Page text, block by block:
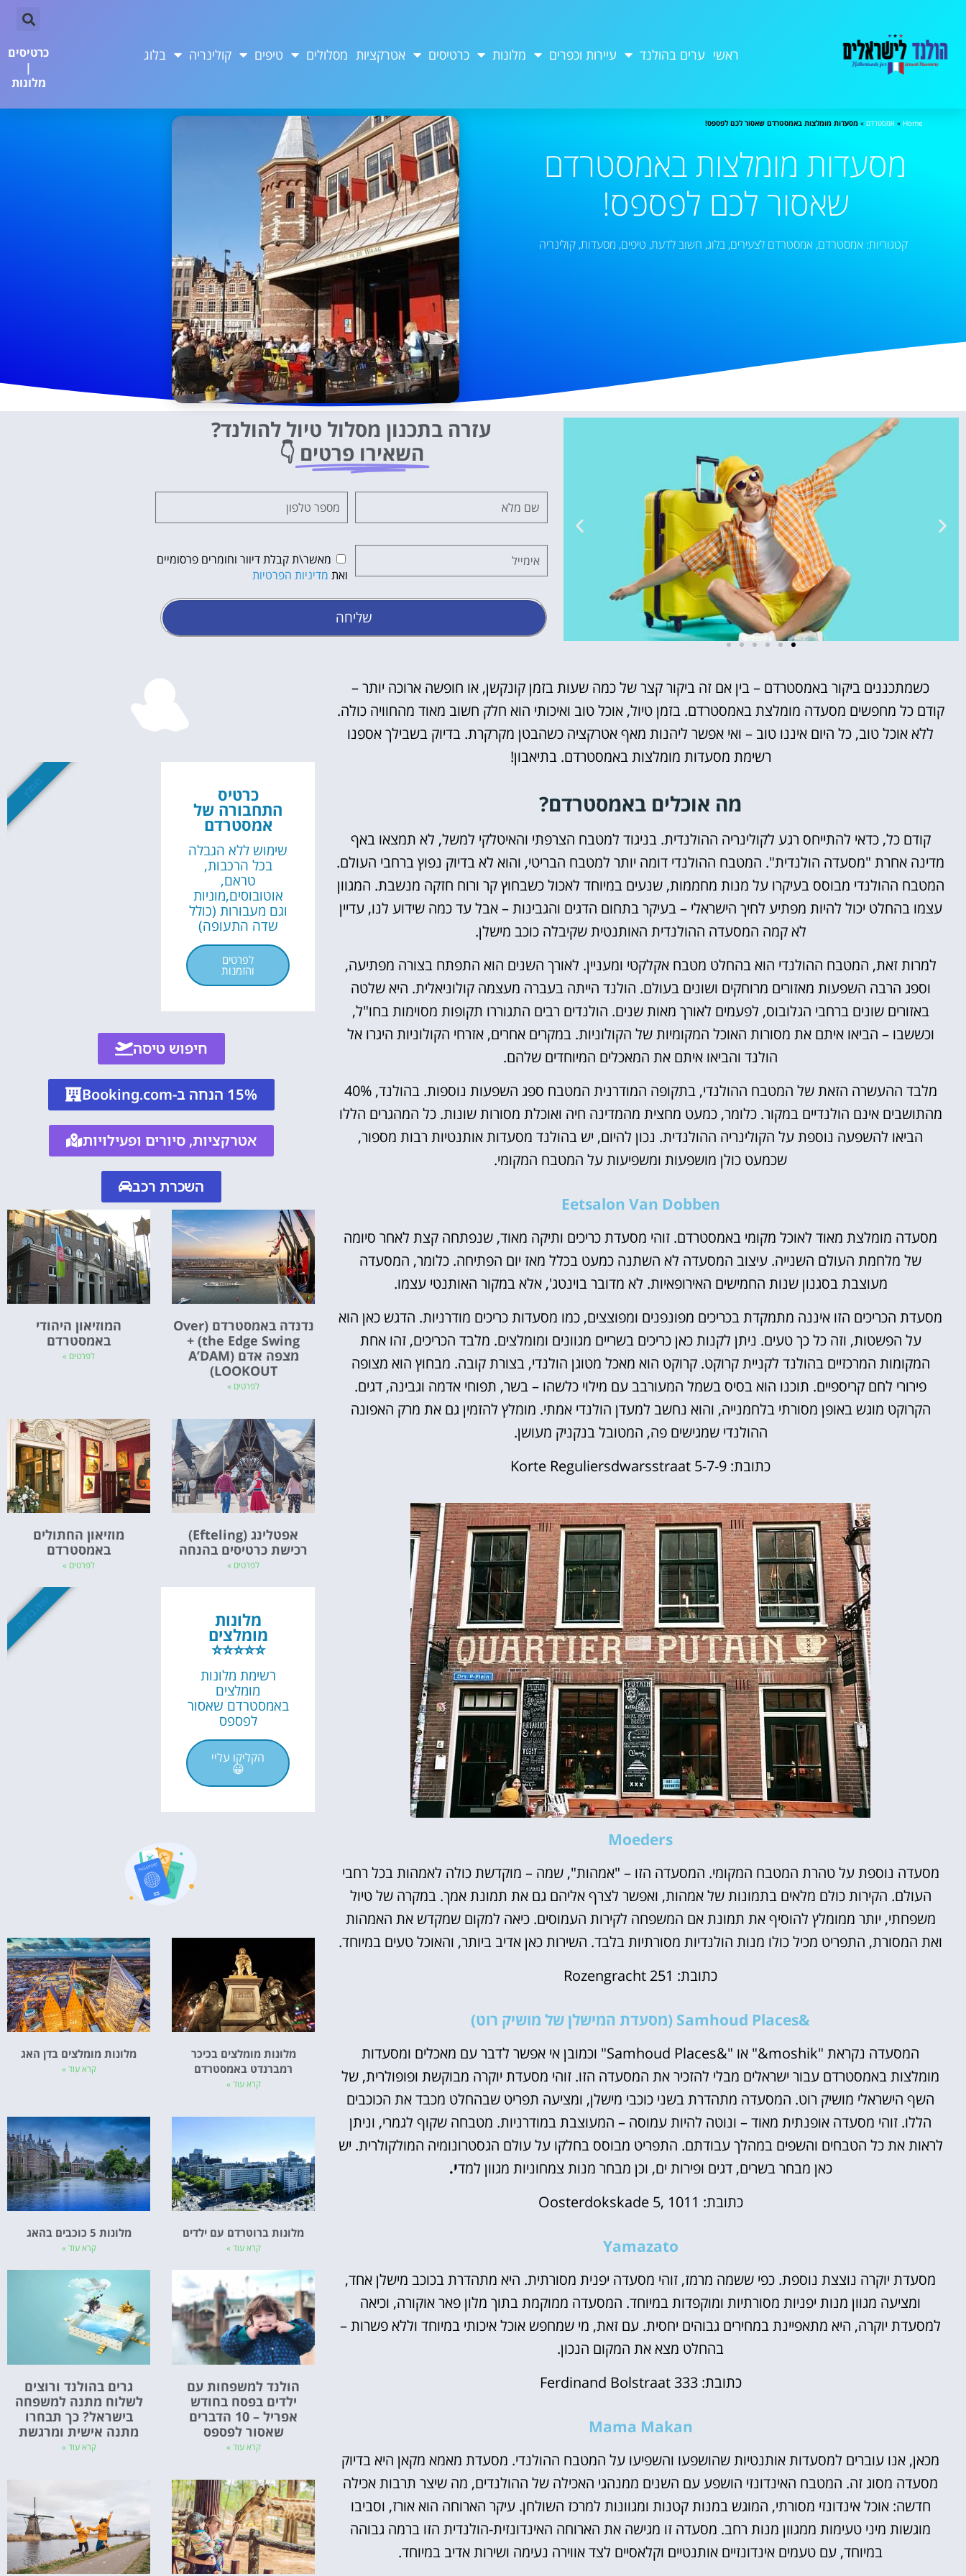
ראשי ערים בהולנד עיירות וכפרים מלונות כרטיסים אטרקציות מסלולים טיפים קולינריה בלוג
כרטיסים
|
מלונות
Home
» אמסטרדם » מסעדות מומלצות באמסטרדם שאסור לכם לפספס!
מסעדות מומלצות באמסטרדם
שאסור לכם לפספס!
קטגוריות: אמסטרדם, אמסטרדם לצעירים, בלוג, חשוב לדעת, טיפים, מסעדות, קולינריה
מלונות
מציאת מלון
מומלץ?
אטרקציות
וסיורים
הפעילויות השוות ביותר
לחצו פה!
עזרה בתכנון מסלול טיול להולנד?
השאירו פרטים 👇
מאשר\ת קבלת דיוור וחומרים פרסומיים
ואת מדיניות הפרטיות
שליחה
כשמתכננים ביקור באמסטרדם – בין אם זה ביקור קצר של כמה שעות בזמן קונקשן, או חופשה ארוכה יותר –
קודם כל מחפשים מסעדה מומלצת באמסטרדם. בזמן טיול, אוכל טוב ואיכותי הוא חלק חשוב מאוד מהחוויה כולה.
ללא אוכל טוב, כל היום איננו טוב – ואי אפשר ליהנות מאף אטרקציה כשהבטן מקרקרת. בדיוק בשבילך אספנו
רשימת מסעדות מומלצות באמסטרדם. בתיאבון!
מה אוכלים באמסטרדם?
קודם כל, כדאי להתייחס רגע לקולינריה ההולנדית. בניגוד למטבח הצרפתי והאיטלקי למשל, לא תמצאו באף
מדינה אחרת "מסעדה הולנדית". המטבח ההולנדי דומה יותר למטבח הבריטי, והוא לא בדיוק נפוץ ברחבי העולם.
המטבח ההולנדי מבוסס בעיקרו על מנות מחממות, שנעים במיוחד לאכול כשבחוץ קר ורוח חזקה מנשבת. המגוון
עצמו בהחלט יכול להיות מפתיע לחיך הישראלי – בעיקר בתחום הדגים והגבינות – אבל עד כמה שידוע לנו, עדיין
לא קמה המסעדה ההולנדית האותנטית שקיבלה כוכב מישלן.
למרות זאת, המטבח ההולנדי הוא בהחלט מטבח אקלקטי ומעניין. לאורך השנים הוא התפתח בצורה מפתיעה,
וספג הרבה השפעות מאזורים מרוחקים ושונים בעולם. הולנד הייתה בעברה מעצמה קולוניאלית. היא שלטה
באזורים שונים ברחבי הגלובוס, לפעמים לאורך מאות שנים. הולנדים רבים התגוררו תקופות מסוימות בחו"ל,
וכששבו – הביאו איתם את מסורות האוכל המקומיות של הקולוניות. במקרים אחרים, אזרחי הקולוניות היגרו אל
הולנד והביאו איתם את המאכלים המיוחדים שלהם.
מלבד ההעשרה הזאת של המטבח ההולנדי, בתקופה המודרנית המטבח ספג השפעות נוספות. בהולנד, 40%
מהתושבים אינם הולנדיים במקור. כלומר, כמעט מחצית מהמדינה חיה ואוכלת מסורות שונות. כל המהגרים הללו
הביאו להשפעה נוספת על הקולינריה ההולנדית. נכון להיום, יש בהולנד מסעדות אותנטיות רבות מספור,
שכמעט כולן מושפעות ומשפיעות על המטבח המקומי.
Eetsalon Van Dobben
מסעדה מומלצת מאוד לאוכל מקומי באמסטרדם. זוהי מסעדת כריכים ותיקה מאוד, שנפתחה קצת לאחר סיומה
של מלחמת העולם השנייה. עיצוב המסעדה לא השתנה כמעט בכלל מאז יום הפתיחה. כלומר, המסעדה
מעוצבת בסגנון שנות החמישים האירופאיות. לא מדובר בוינטג', אלא במקור האותנטי עצמו.
מסעדת הכריכים הזו איננה מתמקדת בכריכים מפונפנים ומפוצצים, כמו מסעדות כריכים מודרניות. הדגש כאן הוא
על הפשטות, וזה כל כך טעים. ניתן לקנות כאן כריכים בשריים מגוונים ומומלצים. מלבד הכריכים, זהו אחת
המקומות המרכזיים בהולנד לקניית קרוקט. קרוקט הוא מאכל מטוגן הולנדי, בצורת קובה. מבחוץ הוא מצופה
פירורי לחם קריספיים. תוכנו הוא בסיס בשמל המעורבב עם מילוי כלשהו – בשר, תפוחי אדמה וגבינה, דגים.
הקרוקט מוגש באופן מסורתי בלחמנייה, והוא נחשב למעדן הולנדי אמתי. מומלץ להזמין גם את מרק האפונה
ההולנדי שמגישים פה, המטובל בנקניק מעושן.
כתובת: Korte Reguliersdwarsstraat 5-7-9
Moeders
מסעדה נוספת על טהרת המטבח המקומי. המסעדה הזו – "אמהות", שמה – מוקדשת כולה לאמהות בכל רחבי
העולם. הקירות כולם מלאים בתמונות של אמהות, ואפשר לצרף אליהם גם את תמונת אמך. במקרה של טיול
משפחתי, יותר ממומלץ להוסיף את תמונת אם המשפחה לקירות העמוסים. כיאה למקום שמקדש את האמהות
ואת המסורת, התפריט מכיל כולו מנות הולנדיות מסורתיות בלבד. השירות כאן אדיב ביותר, והאוכל טעים במיוחד.
כתובת: Rozengracht 251
&Samhoud Places (מסעדת המישלן של מושיק רוט)
המסעדה נקראת "moshik&" או "&Samhoud Places" וכמובן
אי אפשר לדבר עם מאכלים ומסעדות
מומלצות באמסטרדם עבור ישראלים מבלי להזכיר את המסעדה הזו. זוהי מסעדת יוקרה מבוקשת ופופולרית, של
השף הישראלי מושיק רוט. המסעדה מתהדרת בשני כוכבי מישלן, ומציעה תפריט שבהחלט מכבד את הכוכבים
הללו. זוהי מסעדה אופנתית מאוד – ונוטה להיות עמוסה – המעוצבת במודרניות. מטבחה שקוף לגמרי, וניתן
לראות את כל הטבחים והשפים במהלך עבודתם. התפריט מבוסס בחלקו על עולם הגסטרונומיה המולקולרית. יש
כאן מבחר בשרים, דגים ופירות ים, וכן מבחר מנות צמחוניות מגוון למדי.
כתובת:
Oosterdokskade 5, 1011
Yamazato
מסעדת יוקרה נוצצת נוספת. כפי ששמה מרמז, זוהי מסעדה יפנית מסורתית. היא מתהדרת בכוכב מישלן אחד,
ומציעה מגוון מנות יפניות מסורתיות ומוקפדות במיוחד. המסעדה ממוקמת בתוך מלון פאר אוקורה, וכיאה
למסעדת יוקרה, היא מתאפיינת במחירים גבוהים יחסית. עם זאת, מי שמחפש אוכל איכותי במיוחד וללא פשרות –
בהחלט מצא את המקום הנכון.
כתובת:Ferdinand Bolstraat 333
Mama Makan
מכאן, אנו עוברים למסעדות אותנטיות שהושפעו והשפיעו על המטבח ההולנדי. מסעדת מאמא מקאן היא בדיוק
מסעדה מסוג זה. המטבח האינדונזי הושפע עם השנים ממנהגי האכילה של ההולנדים, מה שיצר תרבות אכילה
חדשה: אוכל אינדונזי מסורתי, המוגש במנות קטנות ומגוונות למרכז השולחן. עיקר הארוחה הוא אורז, וסביבו
מוגשות מיני טעימות ממגוון מנות רחב. מסעדה זו מגישה את הארוחה האינדונזית-הולנדית הזו ברמה גבוהה
במיוחד, עם טעמים אינדונזיים אותנטיים וקלאסיים לצד אווירה נעימה ושירות אדיב במיוחד.
כרטיס
התחבורה של
אמסטרדם
שימוש ללא הגבלה
בכל הרכבות,
טראם,
אוטובוסים,מוניות
וגם מעבורות (כולל
שדה התעופה)
לפרטים
והזמנות
מומלץ
חיפוש טיסה
15% הנחה ב-Booking.com
אטרקציות, סיורים ופעילויות
השכרת רכב
נדנדה באמסטרדם (Over
the Edge Swing) +
מצפה אדם (A’DAM
LOOKOUT)
לפרטים »
המוזיאון היהודי
באמסטרדם
לפרטים »
אפטלינג (Efteling)
רכישת כרטיסים בהנחה
לפרטים »
מוזיאון החתולים
באמסטרדם
לפרטים »
מלונות
מומלצים
⭐⭐⭐⭐⭐
רשימת מלונות
מומלצים
באמסטרדם שאסור
לפספס
הקליקו עליי
😀
שווה בדיקה
מלונות מומלצים בכיכר
רמברנדט באמסטרדם
קרא עוד »
מלונות מומלצים בדן האג
קרא עוד »
מלונות ברוטרדם עם ילדים
קרא עוד »
מלונות 5 כוכבים בהאג
קרא עוד »
הולנד למשפחות עם
ילדים בפסח בחודש
אפריל – 10 הדברים
שאסור לפספס
קרא עוד »
גרים בהולנד ורוצים
לשלוח מתנה למשפחה
בישראל? כך תבחרו
מתנה אישית ומרגשת
קרא עוד »